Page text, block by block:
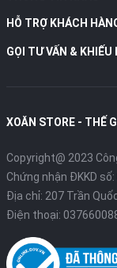
HỖ TRỢ KHÁCH
GỌI TƯ VẤN & KHIẾU
XOĂN STORE - THẾ
Copyright@ 2023
Chứng nhận ĐKKD
Địa chỉ: 207 Trần
Điện thoại: